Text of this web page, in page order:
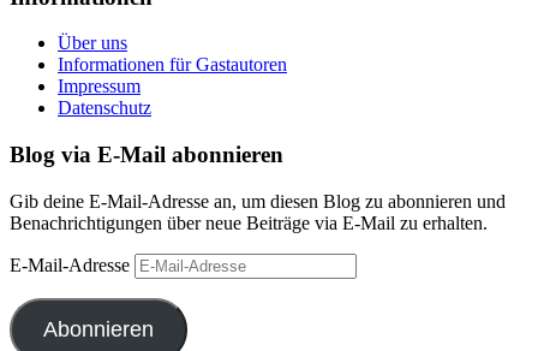
Über uns
Informationen für Gastautoren
Impressum
Datenschutz
Blog via E-Mail abonnieren
Gib deine E-Mail-Adresse an, um diesen Blog zu abonnieren und
Benachrichtigungen über neue Beiträge via E-Mail zu erhalten.
E-Mail-Adresse
Abonnieren